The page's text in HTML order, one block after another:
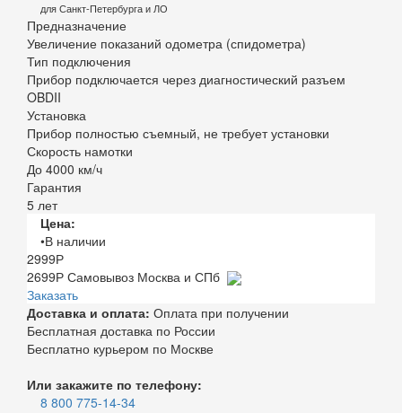
для Санкт-Петербурга и ЛО
Предназначение
Увеличение показаний одометра (спидометра)
Тип подключения
Прибор подключается через диагностический разъем
OBDII
Установка
Прибор полностью съемный, не требует установки
Скорость намотки
До 4000 км/ч
Гарантия
5 лет
Цена:
•В наличии
2999Р
2699Р Самовывоз Москва и СПб
Заказать
Доставка и оплата: Оплата при получении
Бесплатная доставка по России
Бесплатно курьером по Москве
Или закажите по телефону:
8 800 775-14-34